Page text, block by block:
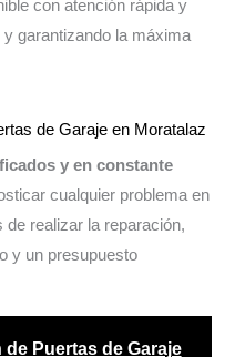
con atención rápida y
garantizando la máxima
de Garaje en Moratalaz
y en constante
cualquier problema en
de realizar la reparación,
y un presupuesto
de Puertas de Garaje